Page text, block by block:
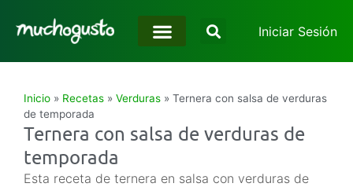
Iniciar Sesión
Inicio » Recetas » Verduras » Ternera con salsa de verduras
de temporada
Ternera con salsa de verduras de
temporada
Esta receta de ternera en salsa con verduras de